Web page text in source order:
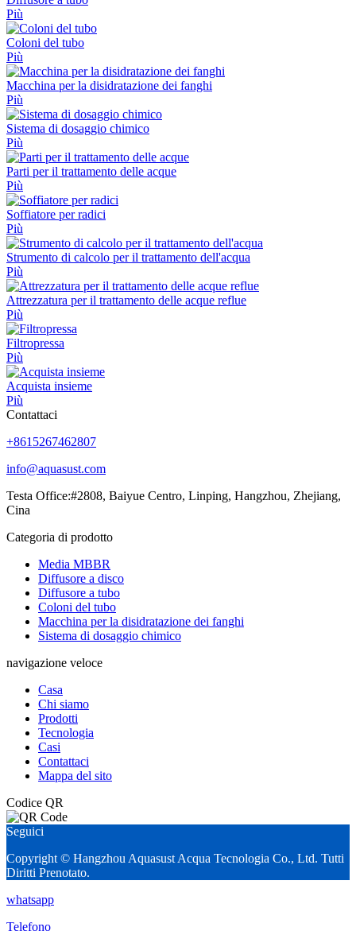
Più
Coloni del tubo
Più
Macchina per la disidratazione dei fanghi
Più
Sistema di dosaggio chimico
Più
Parti per il trattamento delle acque
Più
Soffiatore per radici
Più
Strumento di calcolo per il trattamento dell'acqua
Più
Attrezzatura per il trattamento delle acque reflue
Più
Filtropressa
Più
Acquista insieme
Più
Contattaci
+8615267462807
info@aquasust.com
Testa Office:#2808, Baiyue Centro, Linping, Hangzhou, Zhejiang,
Cina
Categoria di prodotto
Media MBBR
Diffusore a disco
Diffusore a tubo
Coloni del tubo
Macchina per la disidratazione dei fanghi
Sistema di dosaggio chimico
navigazione veloce
Casa
Chi siamo
Prodotti
Tecnologia
Casi
Contattaci
Mappa del sito
Codice QR
Seguici
Copyright © Hangzhou Aquasust Acqua Tecnologia Co., Ltd. Tutti
Diritti Prenotato.
whatsapp
Telefono